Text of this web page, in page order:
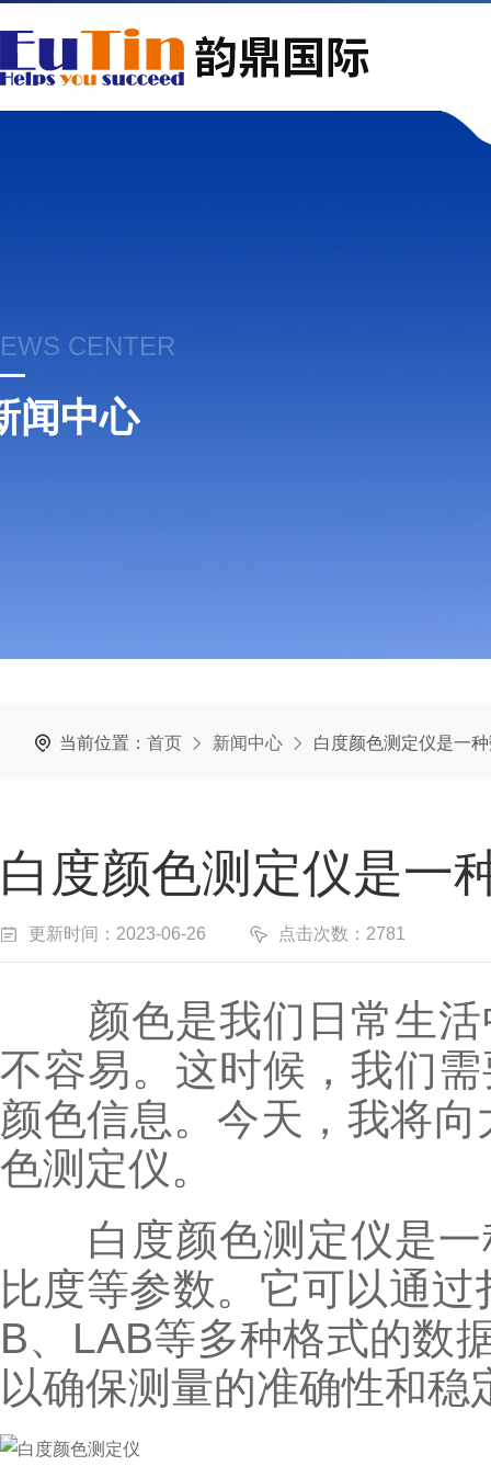
CENTER
闻中心
当前位置： 首页 新闻中心 白度颜色测定仪是一
白度颜色测定仪是一
更新时间：2023-06-26 点击次数：2781
颜色是我们日常生活
不容易。这时候，我们
颜色信息。今天，我将
色测定仪。
白度颜色测定仪是一
比度等参数。它可以通
B、LAB等多种格式的数
以确保测量的准确性和稳